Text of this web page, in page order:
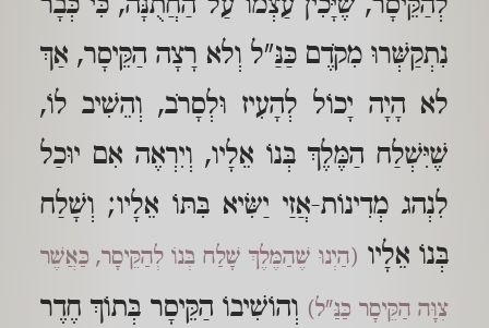
נִתְקַשְּׁרוּ מִקֹדֶם כַּנַּ"ל וְלא רָצָה הַקֵּיסָר, אַךְ
לא הָיָה יָכוֹל לְהָעִיז וּלְסָרֹב, וְהֵשִׁיב לוֹ,
שֶׁיִּשְׁלַח הַמֶּלֶךְ בְּנוֹ אֵלָיו, וְיִרְאֶה אִם יוּכַל
לִנְהג מְדִינוֹת-אֲזַי יַשִּׂיא בִּתּוֹ אֵלָיו; וְשָׁלַח
בְּנוֹ אֵלָיו (הַיְנוּ שֶׁהַמֶּלֶךְ שָׁלַח בְּנוֹ לְהַקֵּיסָר, כַּאֲשֶׁר
צִוָּה הַקֵּיסָר כַּנַּ"ל) וְהוֹשִׁיבוֹ הַקֵּיסָר בְּתוֹךְ חֶדֶר